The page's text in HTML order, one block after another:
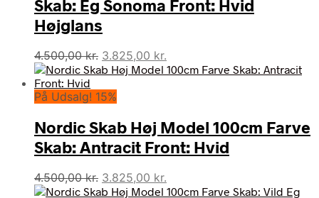
Skab: Eg Sonoma Front: Hvid
Højglans
4.500,00kr. Den
oprindelige
var:
3.825,00 kr.
aktuelle
På Udsalg! 15%
Nordic Skab Høj Model 100cm Farve
Skab: Antracit Front: Hvid
4.500,00kr. Den
oprindelige
3.825,00 kr.
aktuelle